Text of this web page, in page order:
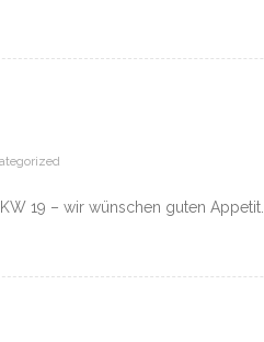
19 – wir wünschen guten Appetit.